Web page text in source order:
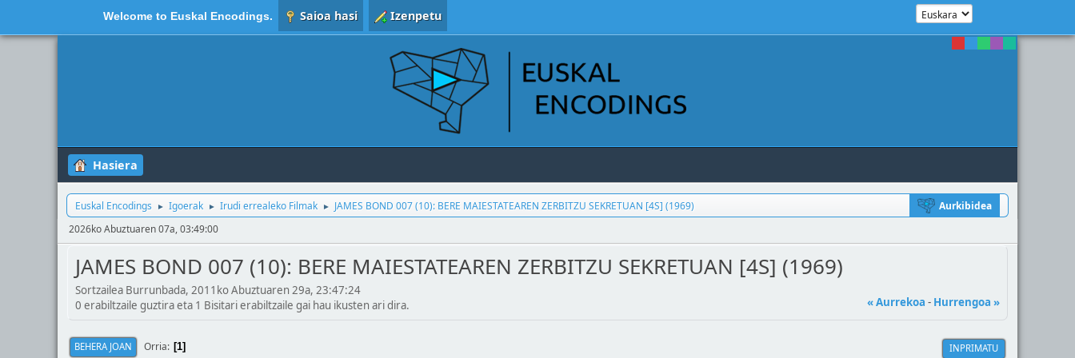
Welcome to Euskal Encodings. Saioa hasi Izenpetu
Hasiera
Euskal Encodings ► Igoerak ► Irudi errealeko Filmak ► JAMES BOND 007 (10): BERE MAIESTATEAREN ZERBITZU SEKRETUAN [4S] (1969)
Aurkibidea
2026ko Abuztuaren 07a, 03:49:00
JAMES BOND 007 (10): BERE MAIESTATEAREN ZERBITZU SEKRETUAN [4S] (1969)
Sortzailea Burrunbada, 2011ko Abuztuaren 29a, 23:47:24
« Aurrekoa - Hurrengoa »
0 erabiltzaile guztira eta 1 Bisitari erabiltzaile gai hau ikusten ari dira.
INPRIMATU
BEHERA JOAN Orria 1